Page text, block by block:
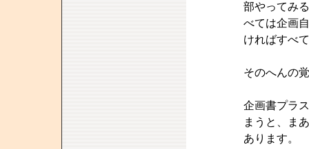
部やってみ
べては企画
ければすべ
そのへんの
企画書プラ
まうと、ま
あります。